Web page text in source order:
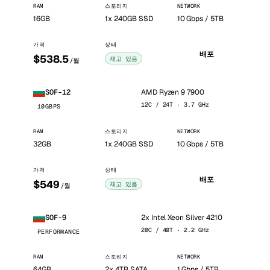
RAM
16GB
스토리지
1x 240GB SSD
NETWORK
10 Gbps / 5TB
가격
$538.5 /월
상태
재고 있음 배포
SOF-12
10GBPS
AMD Ryzen 9 7900
12C / 24T · 3.7 GHz
RAM
32GB
스토리지
1x 240GB SSD
NETWORK
10 Gbps / 5TB
가격
$549 /월
상태
재고 있음 배포
SOF-9
PERFORMANCE
2x Intel Xeon Silver 4210
20C / 40T · 2.2 GHz
RAM 스토리지 NETWORK